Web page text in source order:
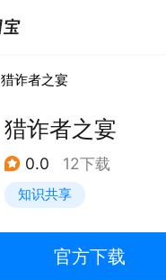
猎诈者之宴
猎诈者之宴
0.0 12下载
知识共享
官方下载